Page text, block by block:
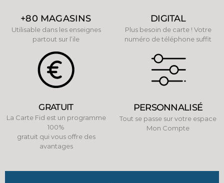
+80 MAGASINS
Utilisable dans les enseignes
partout sur l’ile
DIGITAL
Plus besoin de carte ! Votre
numéro de téléphone suffit
GRATUIT
La Carte Fid est un programme
100%
gratuit qui vous offre des
avantages
PERSONNALISÉ
Tout se passe sur votre espace
Mon Compte